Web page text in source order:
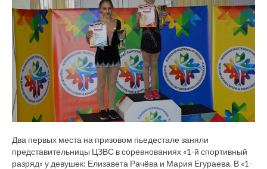
Два первых места на призовом пьедестале заняли
представительницы ЦЗВС в соревнованиях «1-й спортивный
разряд» у девушек: Елизавета Рачёва и Мария Егураева. В «1-